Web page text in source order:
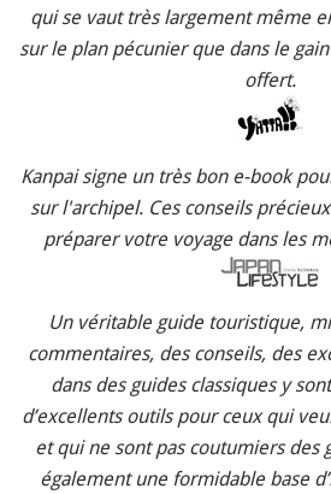
qui se vaut très largement même
sur le plan pécunier que dans le
offert.
Kanpai signe un très bon e-book
sur l'archipel. Ces conseils
préparer votre voyage dans les
Un véritable guide touristique,
commentaires, des conseils, des
dans des guides classiques y
d’excellents outils pour ceux qui
et qui ne sont pas coutumiers des
également une formidable base